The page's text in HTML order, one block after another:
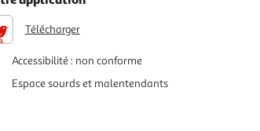
Télécharger
Accessibilité : non conforme
Espace sourds et malentendants